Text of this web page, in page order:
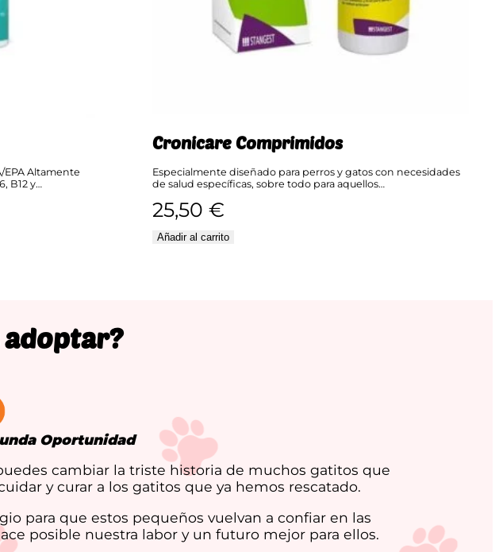
EPA Altamente
B12 y…
Cronicare Comprimidos
Especialmente diseñado para perros y gatos con necesidades
de salud específicas, sobre todo para aquellos…
25,50€
Añadir al carrito
adoptar?
Oportunidad
cambiar la triste historia de muchos gatitos que
y curar a los gatitos que ya hemos rescatado.
para que estos pequeños vuelvan a confiar en las
posible nuestra labor y un futuro mejor para ellos.